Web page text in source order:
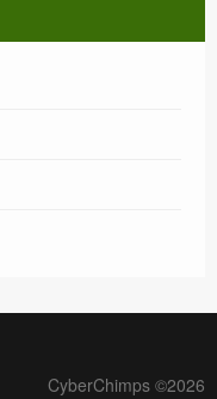
CyberChimps ©2026